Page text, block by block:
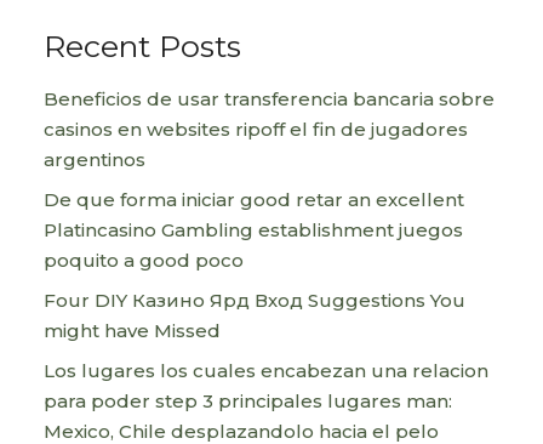
Recent Posts
Beneficios de usar transferencia bancaria sobre
casinos en websites ripoff el fin de jugadores
argentinos
De que forma iniciar good retar an excellent
Platincasino Gambling establishment juegos
poquito a good poco
Four DIY Казино Ярд Вход Suggestions You
might have Missed
Los lugares los cuales encabezan una relacion
para poder step 3 principales lugares man:
Mexico, Chile desplazandolo hacia el pelo